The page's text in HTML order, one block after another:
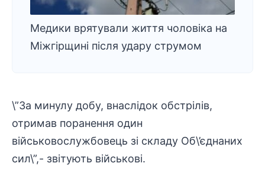
Медики врятували життя чоловіка на
Міжгірщині після удару струмом
\”За минулу добу, внаслідок обстрілів,
отримав поранення один
військовослужбовець зі складу Об\’єднаних
сил\”,- звітують військові.